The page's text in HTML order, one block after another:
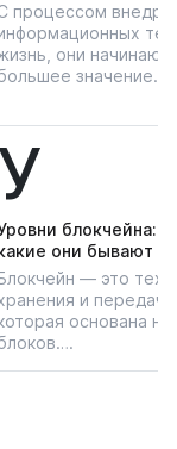
процессом
они начинают
значение…
блокчейна:
они бывают
— это
и
основана